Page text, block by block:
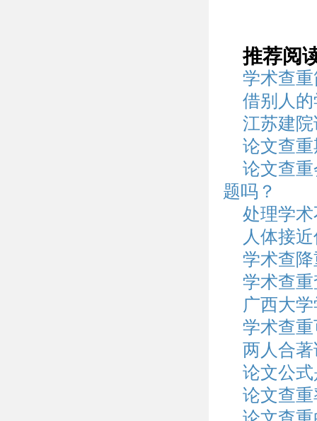
推荐阅
学术查
借别人
江苏建
论文查
论文查
题吗？
处理学
人体接
学术查
学术查
广西大
学术查
两人合
论文公
论文查